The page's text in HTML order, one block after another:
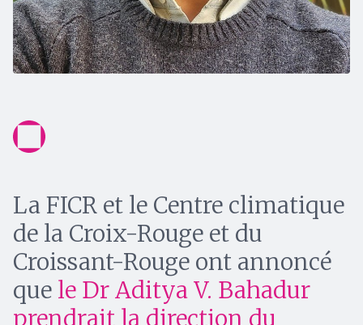
La FICR et le Centre climatique
de la Croix-Rouge et du
Croissant-Rouge ont annoncé
que le Dr Aditya V. Bahadur
prendrait la direction du